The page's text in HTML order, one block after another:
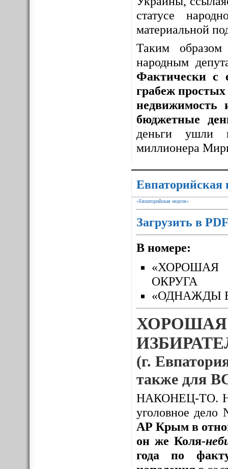
статусе
материальной
Таким
народным
Фактически с
грабеж
недвижимость
бюджетные
деньги ушли
миллионера
Евпаторийская
«Евпаторийская неделя»
Загрузить в
В номере:
«ХОРОШАЯ
ОКРУГА
«ОДНАЖДЫ
ХОРОШАЯ
(г.
также для
НАКОНЕЦ-ТО.
уголовное
АР Крым в
он же Коля-
года по